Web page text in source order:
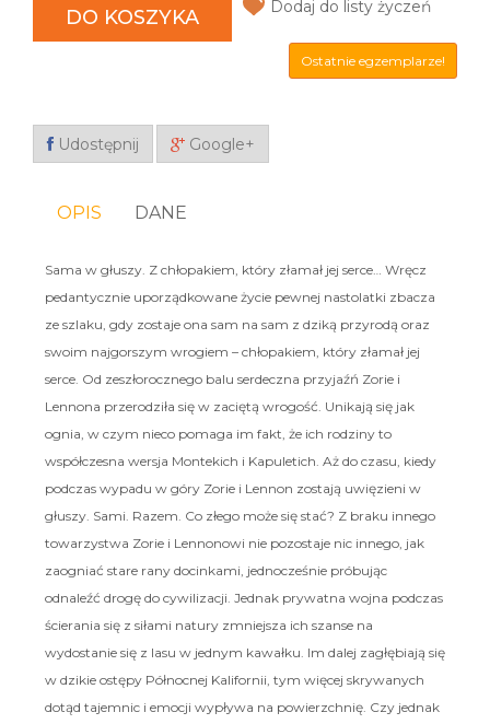
DO KOSZYKA Dodaj do listy życzeń
Ostatnie egzemplarze!
Udostępnij Google+
OPIS DANE
Sama w głuszy. Z chłopakiem, który złamał jej serce… Wręcz
pedantycznie uporządkowane życie pewnej nastolatki zbacza
ze szlaku, gdy zostaje ona sam na sam z dziką przyrodą oraz
swoim najgorszym wrogiem – chłopakiem, który złamał jej
serce. Od zeszłorocznego balu serdeczna przyjaźń Zorie i
Lennona przerodziła się w zaciętą wrogość. Unikają się jak
ognia, w czym nieco pomaga im fakt, że ich rodziny to
współczesna wersja Montekich i Kapuletich. Aż do czasu, kiedy
podczas wypadu w góry Zorie i Lennon zostają uwięzieni w
głuszy. Sami. Razem. Co złego może się stać? Z braku innego
towarzystwa Zorie i Lennonowi nie pozostaje nic innego, jak
zaogniać stare rany docinkami, jednocześnie próbując
odnaleźć drogę do cywilizacji. Jednak prywatna wojna podczas
ścierania się z siłami natury zmniejsza ich szanse na
wydostanie się z lasu w jednym kawałku. Im dalej zagłębiają się
w dzikie ostępy Północnej Kalifornii, tym więcej skrywanych
dotąd tajemnic i emocji wypływa na powierzchnię. Czy jednak